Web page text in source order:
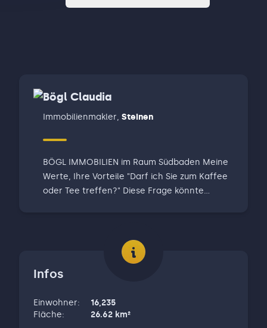
Bögl Claudia
Immobilienmakler, Steinen
BÖGL IMMOBILIEN im Raum Südbaden Meine
Werte, Ihre Vorteile "Darf ich Sie zum Kaffee
oder Tee treffen?" Diese Frage könnte
fachlich kompetent und mit Respekt
gegenüber Mensch, Situation und Objekt.
Den emotionalen Wert einer Immobilie für
achtsam umzugehen, erscheint mir sehr
wichtig. Mit Fachwissen, Biss &
Infos
Einwohner:
16,235
Fläche: 26.62 km²